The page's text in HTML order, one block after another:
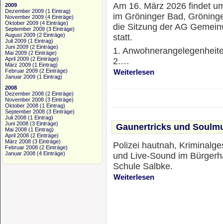
2009
Dezember 2009 (1 Eintrag)
November 2009 (4 Einträge)
Oktober 2009 (4 Einträge)
September 2009 (3 Einträge)
August 2009 (2 Einträge)
Juli 2009 (1 Eintrag)
Juni 2009 (2 Einträge)
Mai 2009 (2 Einträge)
April 2009 (2 Einträge)
März 2009 (1 Eintrag)
Februar 2009 (2 Einträge)
Januar 2009 (1 Eintrag)
2008
Dezember 2008 (2 Einträge)
November 2008 (3 Einträge)
Oktober 2008 (1 Eintrag)
September 2008 (3 Einträge)
Juli 2008 (1 Eintrag)
Juni 2008 (3 Einträge)
Mai 2008 (1 Eintrag)
April 2008 (2 Einträge)
März 2008 (3 Einträge)
Februar 2008 (2 Einträge)
Januar 2008 (4 Einträge)
Am 16. März 2026 findet
im Gröninger Bad,
die Sitzung der AG
statt.
1.
2.…
Weiterlesen
Gaunertricks und
Polizei hautnah,
und Live-Sound im
Schule Salbke.
Weiterlesen